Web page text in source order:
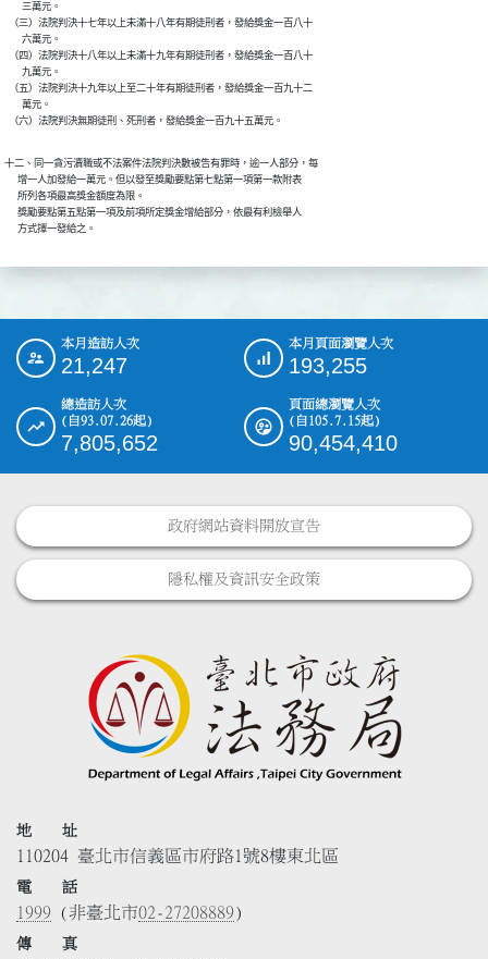
        三萬元。
  （三）法院判決十七年以上未滿十八年有期徒刑者，發給獎金一百八十
        六萬元。
  （四）法院判決十八年以上未滿十九年有期徒刑者，發給獎金一百八十
        九萬元。
  （五）法院判決十九年以上至二十年有期徒刑者，發給獎金一百九十二
        萬元。
  （六）法院判決無期徒刑、死刑者，發給獎金一百九十五萬元。
十二、同一貪污瀆職或不法案件法院判決數被告有罪時，逾一人部分，每
      增一人加發給一萬元。但以發至獎勵要點第七點第一項第一款附表
      所列各項最高獎金額度為限。
      獎勵要點第五點第一項及前項所定獎金增給部分，依最有利檢舉人
      方式擇一發給之。
::: 本月造訪人次
21,247
本月頁面瀏覽人次
193,255
總造訪人次
(自93.07.26起)
7,805,652
頁面總瀏覽人次
(自105.7.15起)
90,454,410
政府網站資料開放宣告
隱私權及資訊安全政策
地 址
110204 臺北市信義區市府路1號8樓東北區
電 話
1999 (非臺北市02-27208889)
傳 真